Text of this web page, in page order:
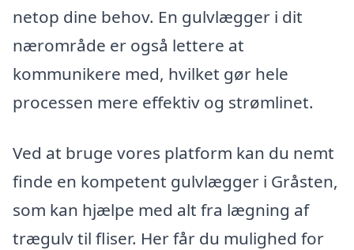
netop dine behov. En gulvlægger i dit
nærområde er også lettere at
kommunikere med, hvilket gør hele
processen mere effektiv og strømlinet.
Ved at bruge vores platform kan du nemt
finde en kompetent gulvlægger i Gråsten,
som kan hjælpe med alt fra lægning af
trægulv til fliser. Her får du mulighed for